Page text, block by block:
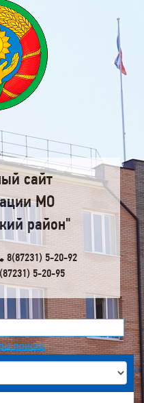
сайт
МО
район"
8(87231) 5-20-92
5-20-95
поиска